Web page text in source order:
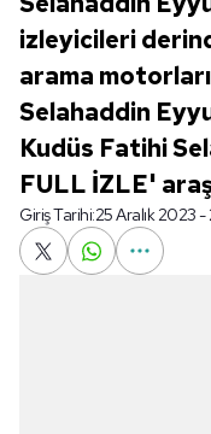
izleyicileri
arama
Selahaddin
Kudüs Fatihi
FULL İZLE'
Giriş Tarihi:25 Aralık 2023